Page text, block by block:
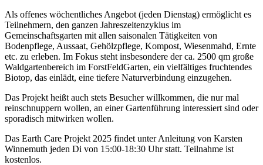
Als offenes wöchentliches Angebot (jeden Dienstag) ermöglicht es
Teilnehmern, den ganzen Jahreszeitenzyklus im
Gemeinschaftsgarten mit allen saisonalen Tätigkeiten von
Bodenpflege, Aussaat, Gehölzpflege, Kompost, Wiesenmahd, Ernte
etc. zu erleben. Im Fokus steht insbesondere der ca. 2500 qm große
Waldgartenbereich im ForstFeldGarten, ein vielfältiges fruchtendes
Biotop, das einlädt, eine tiefere Naturverbindung einzugehen.
Das Projekt heißt auch stets Besucher willkommen, die nur mal
reinschnuppern wollen, an einer Gartenführung interessiert sind oder
sporadisch mitwirken wollen.
Das Earth Care Projekt 2025 findet unter Anleitung von Karsten
Winnemuth jeden Di von 15:00-18:30 Uhr statt. Teilnahme ist
kostenlos.